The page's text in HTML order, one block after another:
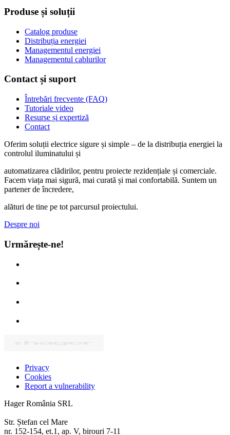
Produse și soluții
Catalog produse
Distribuția energiei
Managementul energiei
Managementul cablurilor
Contact și suport
Întrebări frecvente (FAQ)
Tutoriale video
Resurse și expertiză
Contact
Oferim soluții electrice sigure și simple – de la distribuția energiei la
controlul ilumi­na­tului și
auto­ma­ti­zarea clădi­rilor, pentru proiecte rezi­den­țiale și comer­ciale.
Facem viața mai sigură, mai curată și mai confor­ta­bilă. Suntem un
partener de încre­dere,
alături de tine pe tot parcursul proiec­tului.
Despre noi
Urmă­rește-ne!
Privacy
Cookies
Report a vulnerability
Hager România SRL
Str. Ștefan cel Mare
nr. 152-154, et.1, ap. V, birouri 7-11